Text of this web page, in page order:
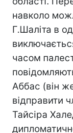
навколо
Г.Шаліта в
часом
Аббас (він
відправити
Тайсіра